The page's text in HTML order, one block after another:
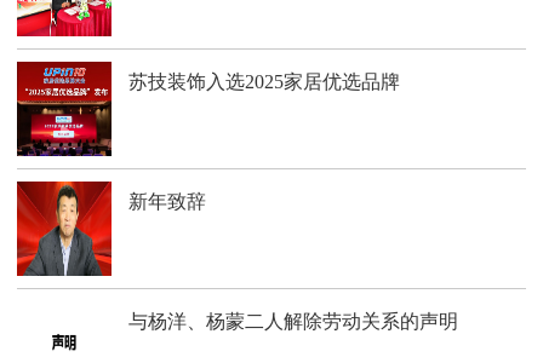
苏技装饰入选2025家居优选品牌
新年致辞
与杨洋、杨蒙二人解除劳动关系的声明